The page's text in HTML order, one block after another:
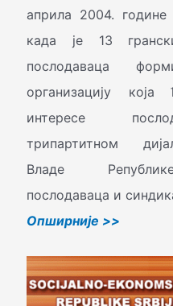
априла 2004.
када је 13
послодаваца
организацију која
интересе
трипартитном
Владе
послодаваца и
Oпширније >>